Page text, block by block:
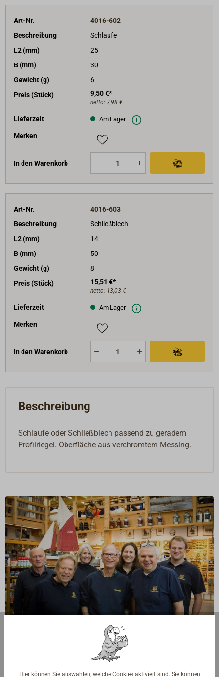
Art-Nr.
4016-602
Beschreibung
Schlaufe
L2 (mm)
25
B (mm)
30
Gewicht (g)
6
Preis (Stück)
9,50 €*
netto: 7,98 €
Lieferzeit Am Lager
Merken
In den Warenkorb
Art-Nr.
4016-603
Beschreibung
Schließblech
L2 (mm)
14
B (mm)
50
Gewicht (g)
8
Preis (Stück)
15,51 €*
netto: 13,03 €
Lieferzeit Am Lager
Merken
In den Warenkorb
Beschreibung
Schlaufe oder Schließblech passend zu geradem
Profilriegel. Oberfläche aus verchromtem Messing.
Fragen zum Artikel?
Reden Sie mit Handwerkern, Bootsbauern und
Seglerinnen. Wir verstehen Ihre Fragen und geben die
Hier können Sie auswählen, welche Cookies aktiviert sind. Sie können